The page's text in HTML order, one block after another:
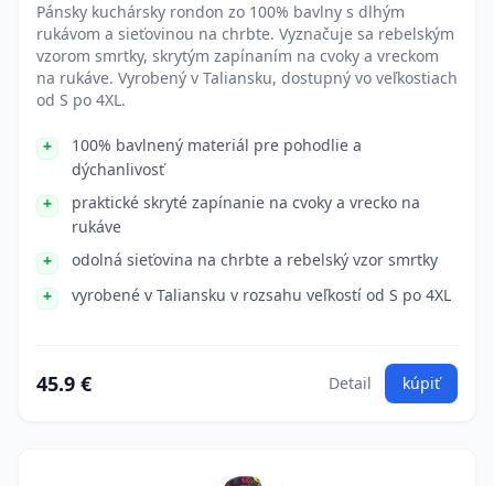
Pánsky kuchársky rondon zo 100% bavlny s dlhým
rukávom a sieťovinou na chrbte. Vyznačuje sa rebelským
vzorom smrtky, skrytým zapínaním na cvoky a vreckom
na rukáve. Vyrobený v Taliansku, dostupný vo veľkostiach
od S po 4XL.
100% bavlnený materiál pre pohodlie a
dýchanlivosť
praktické skryté zapínanie na cvoky a vrecko na
rukáve
odolná sieťovina na chrbte a rebelský vzor smrtky
vyrobené v Taliansku v rozsahu veľkostí od S po 4XL
45.9 € Detail kúpiť